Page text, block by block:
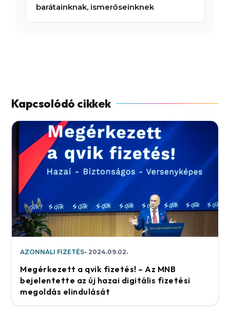
barátainknak, ismerőseinknek
AZONNALI FIZETÉS 2024.09.02.
Megérkezett a qvik fizetés! – Az MNB
bejelentette az új hazai digitális fizetési
megoldás elindulását